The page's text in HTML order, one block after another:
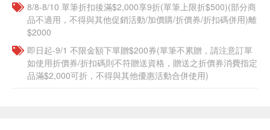
8/8-8/10 單筆折扣後滿$2,000享9折(單筆上限折$500)(部分商
品不適用，不得與其他促銷活動/加價購/折價券/折扣碼併用)離
$2000
即日起-9/1 不限金額下單贈$200券(單筆不累贈，請注意訂單
如使用折價券/折扣碼則不符贈送資格，贈送之折價券消費指定
品滿$2,000可折，不得與其他優惠活動合併使用)